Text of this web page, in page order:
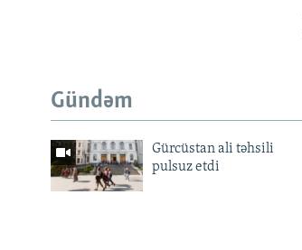
Gündəm
Gürcüstan ali təhsili
pulsuz etdi